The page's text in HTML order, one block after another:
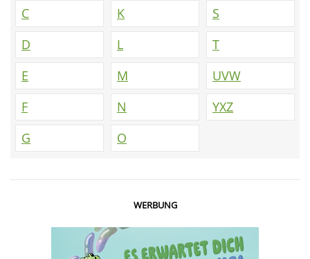
C
D
E
F
G
K
L
M
N
O
S
T
UVW
YXZ
WERBUNG